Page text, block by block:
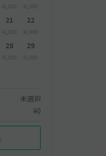
¥1,000 ¥1,000
21
¥1,000
22
¥1,000
28
¥1,000
29
¥1,000
未選択
¥0